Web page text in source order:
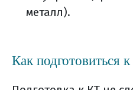
металл).
Как подготовиться